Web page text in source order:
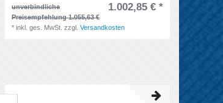
unverbindliche
Preisempfehlung 1.055,63 €
1.002,85 € *
*inkl. ges. MwSt. zzgl.Versandkosten